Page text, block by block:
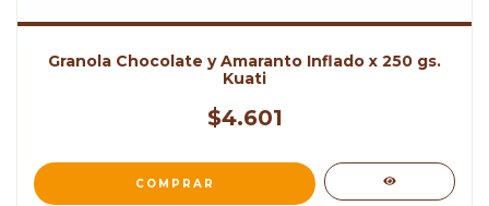
Granola Chocolate y Amaranto Inflado x 250 gs.
Kuati
$4.601